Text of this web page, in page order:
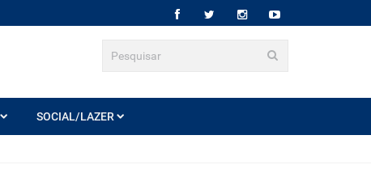
SOCIAL/LAZER